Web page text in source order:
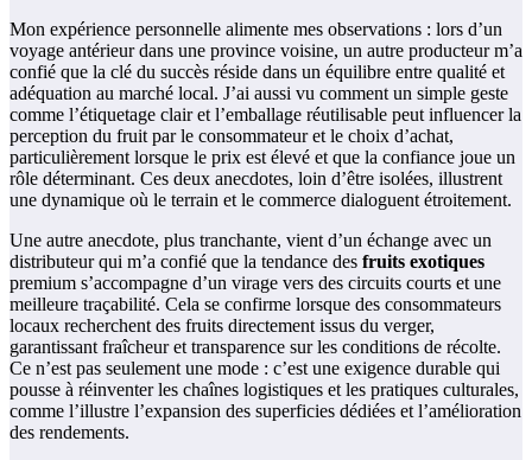
Mon expérience personnelle alimente mes observations : lors d’un
voyage antérieur dans une province voisine, un autre producteur m’a
confié que la clé du succès réside dans un équilibre entre qualité et
adéquation au marché local. J’ai aussi vu comment un simple geste
comme l’étiquetage clair et l’emballage réutilisable peut influencer la
perception du fruit par le consommateur et le choix d’achat,
particulièrement lorsque le prix est élevé et que la confiance joue un
rôle déterminant. Ces deux anecdotes, loin d’être isolées, illustrent
une dynamique où le terrain et le commerce dialoguent étroitement.
Une autre anecdote, plus tranchante, vient d’un échange avec un
distributeur qui m’a confié que la tendance des fruits exotiques
premium s’accompagne d’un virage vers des circuits courts et une
meilleure traçabilité. Cela se confirme lorsque des consommateurs
locaux recherchent des fruits directement issus du verger,
garantissant fraîcheur et transparence sur les conditions de récolte.
Ce n’est pas seulement une mode : c’est une exigence durable qui
pousse à réinventer les chaînes logistiques et les pratiques culturales,
comme l’illustre l’expansion des superficies dédiées et l’amélioration
des rendements.